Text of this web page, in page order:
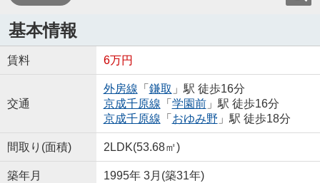
基本情報
賃料 6万円
交通
外房線 「 鎌取 」駅 徒歩16分
京成千原線 「 学園前」駅 徒歩16分
京成千原線 「 おゆみ野 」駅 徒歩18分
間取り(面積) 2LDK(53.68㎡)
築年月 1995年 3月(築31年)